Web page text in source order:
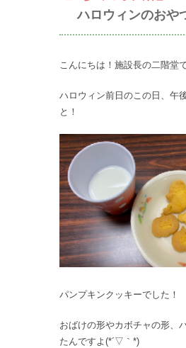
ハロウィンのおや
こんにちは！施設長の二階堂で
ハロウィン前日のこの日、午
と！
パンプキンクッキーでした！
おばけの形やカボチャの形、
たんですよ(*´▽｀*)